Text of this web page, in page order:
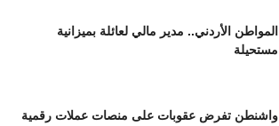
المواطن الأردني.. مدير مالي لعائلة بميزانية
مستحيلة
واشنطن تفرض عقوبات على منصات عملات رقمية